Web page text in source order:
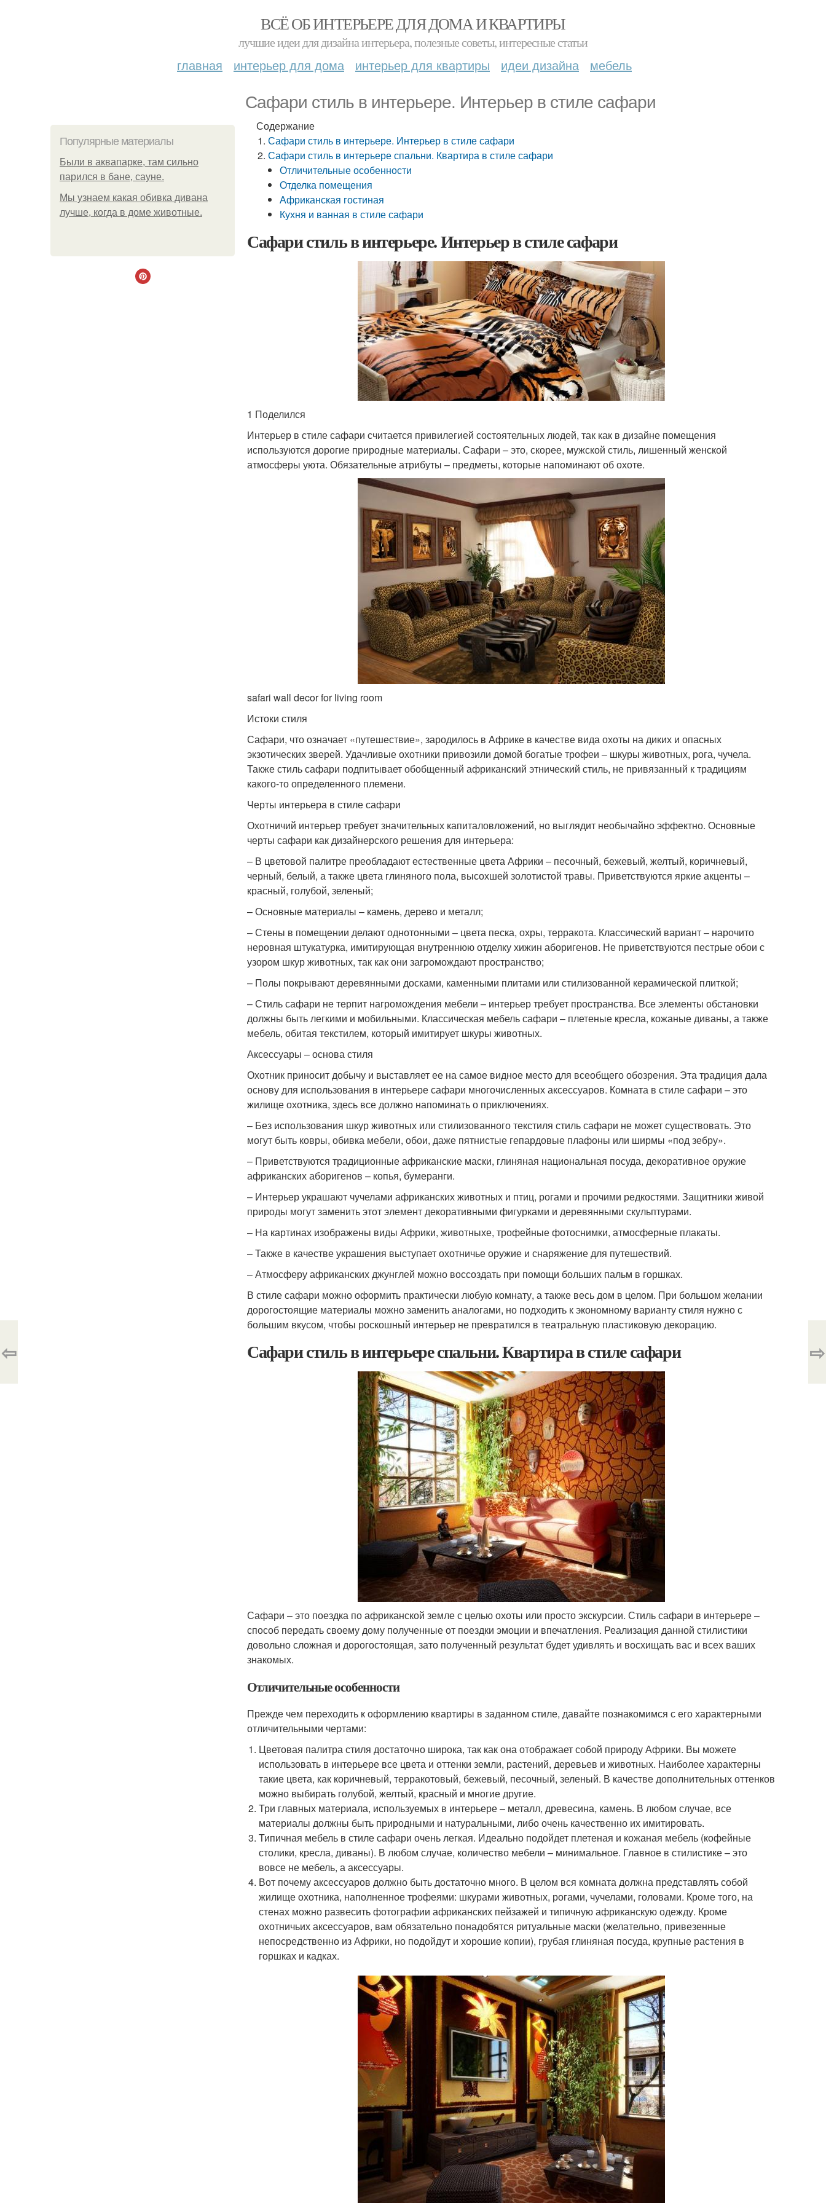
ВСЁ ОБ ИНТЕРЬЕРЕ ДЛЯ ДОМА И КВАРТИРЫ
лучшие идеи для дизайна интерьера, полезные советы, интересные статьи
главная интерьер для дома интерьер для квартиры идеи дизайна мебель
Сафари стиль в интерьере. Интерьер в стиле сафари
Популярные материалы
Были в аквапарке, там сильно
парился в бане, сауне.
Мы узнаем какая обивка дивана
лучше, когда в доме животные.
Содержание
Сафари стиль в интерьере. Интерьер в стиле сафари
Сафари стиль в интерьере спальни. Квартира в стиле сафари
Отличительные особенности
Отделка помещения
Африканская гостиная
Кухня и ванная в стиле сафари
Сафари стиль в интерьере. Интерьер в стиле сафари
1 Поделился
Интерьер в стиле сафари считается привилегией состоятельных людей, так как в дизайне помещения
используются дорогие природные материалы. Сафари – это, скорее, мужской стиль, лишенный женской
атмосферы уюта. Обязательные атрибуты – предметы, которые напоминают об охоте.
safari wall decor for living room
Истоки стиля
Сафари, что означает «путешествие», зародилось в Африке в качестве вида охоты на диких и опасных
экзотических зверей. Удачливые охотники привозили домой богатые трофеи – шкуры животных, рога, чучела.
Также стиль сафари подпитывает обобщенный африканский этнический стиль, не привязанный к традициям
какого-то определенного племени.
Черты интерьера в стиле сафари
Охотничий интерьер требует значительных капиталовложений, но выглядит необычайно эффектно. Основные
черты сафари как дизайнерского решения для интерьера:
– В цветовой палитре преобладают естественные цвета Африки – песочный, бежевый, желтый, коричневый,
черный, белый, а также цвета глиняного пола, высохшей золотистой травы. Приветствуются яркие акценты –
красный, голубой, зеленый;
– Основные материалы – камень, дерево и металл;
– Стены в помещении делают однотонными – цвета песка, охры, терракота. Классический вариант – нарочито
неровная штукатурка, имитирующая внутреннюю отделку хижин аборигенов. Не приветствуются пестрые обои с
узором шкур животных, так как они загромождают пространство;
– Полы покрывают деревянными досками, каменными плитами или стилизованной керамической плиткой;
– Стиль сафари не терпит нагромождения мебели – интерьер требует пространства. Все элементы обстановки
должны быть легкими и мобильными. Классическая мебель сафари – плетеные кресла, кожаные диваны, а также
мебель, обитая текстилем, который имитирует шкуры животных.
Аксессуары – основа стиля
Охотник приносит добычу и выставляет ее на самое видное место для всеобщего обозрения. Эта традиция дала
основу для использования в интерьере сафари многочисленных аксессуаров. Комната в стиле сафари – это
жилище охотника, здесь все должно напоминать о приключениях.
– Без использования шкур животных или стилизованного текстиля стиль сафари не может существовать. Это
могут быть ковры, обивка мебели, обои, даже пятнистые гепардовые плафоны или ширмы «под зебру».
– Приветствуются традиционные африканские маски, глиняная национальная посуда, декоративное оружие
африканских аборигенов – копья, бумеранги.
– Интерьер украшают чучелами африканских животных и птиц, рогами и прочими редкостями. Защитники живой
природы могут заменить этот элемент декоративными фигурками и деревянными скульптурами.
– На картинах изображены виды Африки, животныхе, трофейные фотоснимки, атмосферные плакаты.
– Также в качестве украшения выступает охотничье оружие и снаряжение для путешествий.
– Атмосферу африканских джунглей можно воссоздать при помощи больших пальм в горшках.
В стиле сафари можно оформить практически любую комнату, а также весь дом в целом. При большом желании
дорогостоящие материалы можно заменить аналогами, но подходить к экономному варианту стиля нужно с
большим вкусом, чтобы роскошный интерьер не превратился в театральную пластиковую декорацию.
Сафари стиль в интерьере спальни. Квартира в стиле сафари
Сафари – это поездка по африканской земле с целью охоты или просто экскурсии. Стиль сафари в интерьере –
способ передать своему дому полученные от поездки эмоции и впечатления. Реализация данной стилистики
довольно сложная и дорогостоящая, зато полученный результат будет удивлять и восхищать вас и всех ваших
знакомых.
Отличительные особенности
Прежде чем переходить к оформлению квартиры в заданном стиле, давайте познакомимся с его характерными
отличительными чертами:
Цветовая палитра стиля достаточно широка, так как она отображает собой природу Африки. Вы можете
использовать в интерьере все цвета и оттенки земли, растений, деревьев и животных. Наиболее характерны
такие цвета, как коричневый, терракотовый, бежевый, песочный, зеленый. В качестве дополнительных оттенков
можно выбирать голубой, желтый, красный и многие другие.
Три главных материала, используемых в интерьере – металл, древесина, камень. В любом случае, все
материалы должны быть природными и натуральными, либо очень качественно их имитировать.
Типичная мебель в стиле сафари очень легкая. Идеально подойдет плетеная и кожаная мебель (кофейные
столики, кресла, диваны). В любом случае, количество мебели – минимальное. Главное в стилистике – это
вовсе не мебель, а аксессуары.
Вот почему аксессуаров должно быть достаточно много. В целом вся комната должна представлять собой
жилище охотника, наполненное трофеями: шкурами животных, рогами, чучелами, головами. Кроме того, на
стенах можно развесить фотографии африканских пейзажей и типичную африканскую одежду. Кроме
охотничьих аксессуаров, вам обязательно понадобятся ритуальные маски (желательно, привезенные
непосредственно из Африки, но подойдут и хорошие копии), грубая глиняная посуда, крупные растения в
горшках и кадках.
⇦ ⇨